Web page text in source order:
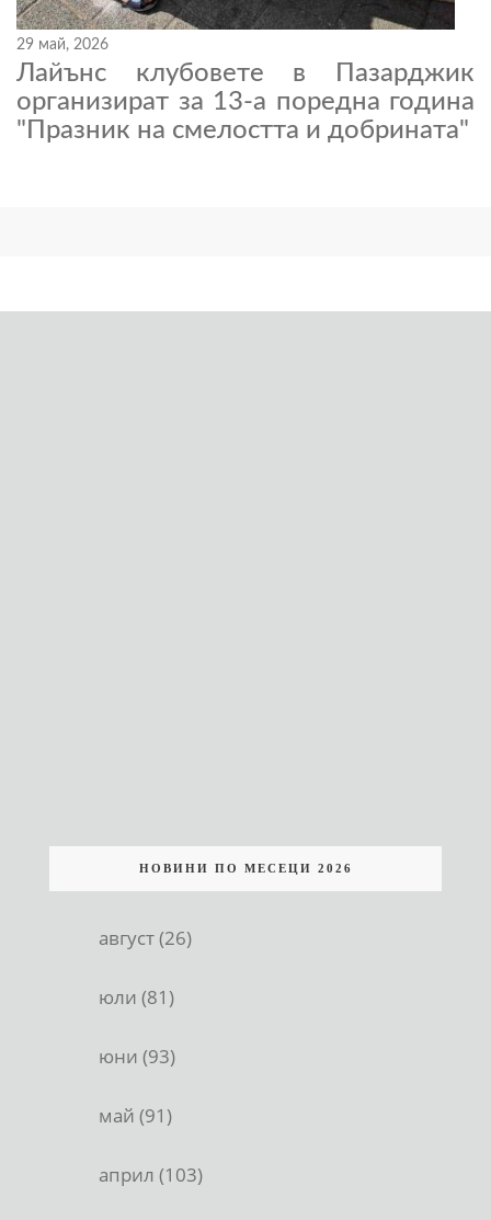
29 май, 2026
Лайънс клубовете в Пазарджик
организират за 13-а поредна година
"Празник на смелостта и добрината"
НОВИНИ ПО МЕСЕЦИ 2026
август (26)
юли (81)
юни (93)
май (91)
април (103)